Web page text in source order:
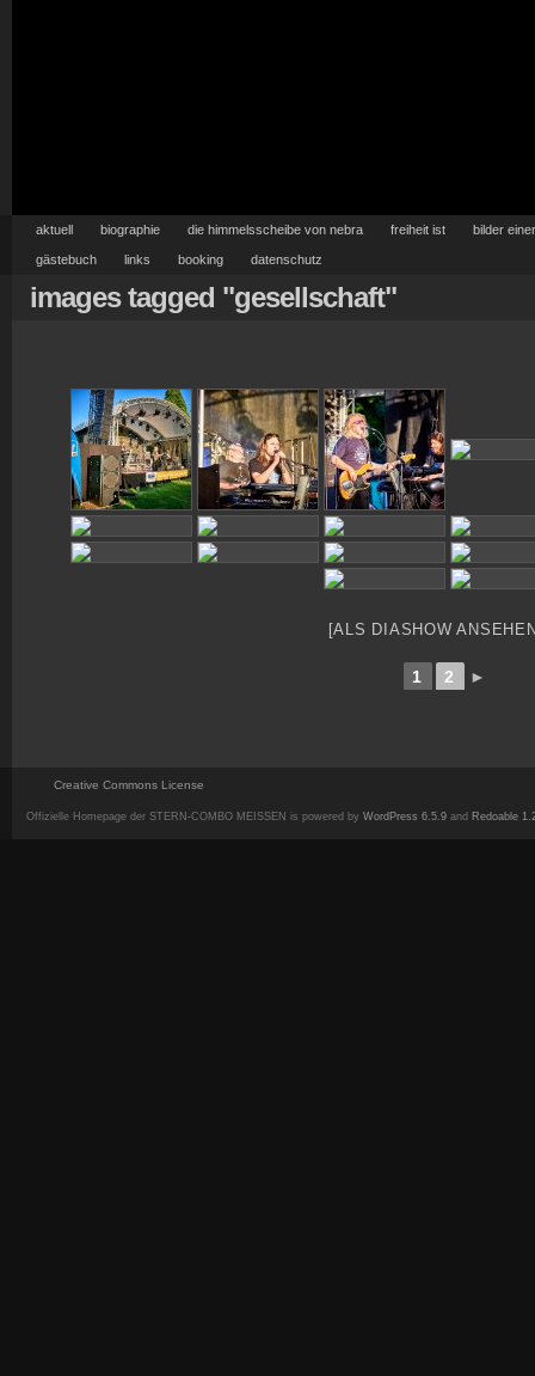
aktuell biographie die himmelsscheibe von nebra freiheit ist bilder
gästebuch links booking datenschutz
images tagged "gesellschaft"
[ALS DIASHOW
1 2 ►
Creative Commons License
Offizielle Homepage der STERN-COMBO MEISSEN is powered by WordPress 6.5.9 and Redoable